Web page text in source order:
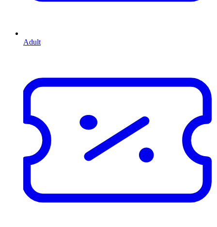
Adult